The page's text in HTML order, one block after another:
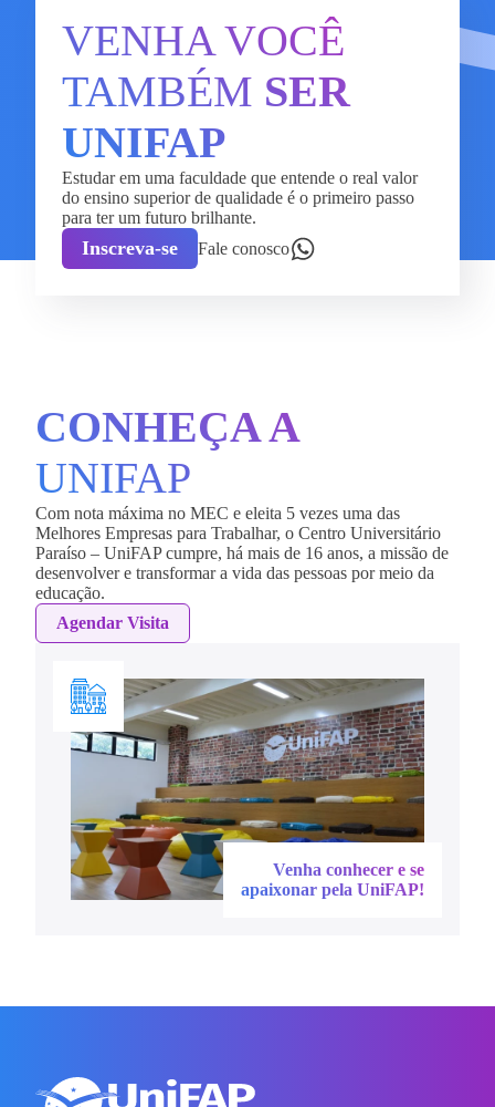
VENHA VOCÊ
TAMBÉM SER
UNIFAP
Estudar em uma faculdade que entende o real valor
do ensino superior de qualidade é o primeiro passo
para ter um futuro brilhante.
Inscreva-se Fale conosco
Venha conhecer e se
apaixonar pela UniFAP!
CONHEÇA A
UNIFAP
Com nota máxima no MEC e eleita 5 vezes uma das
Melhores Empresas para Trabalhar, o Centro Universitário
Paraíso – UniFAP cumpre, há mais de 16 anos, a missão de
desenvolver e transformar a vida das pessoas por meio da
educação.
Agendar Visita